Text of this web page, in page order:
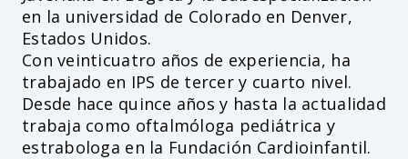
en la universidad de Colorado en Denver,
Estados Unidos.
Con veinticuatro años de experiencia, ha
trabajado en IPS de tercer y cuarto nivel.
Desde hace quince años y hasta la actualidad
trabaja como oftalmóloga pediátrica y
estrabologa en la Fundación Cardioinfantil.